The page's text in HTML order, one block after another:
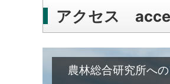
アクセス
農林総合研究所へ